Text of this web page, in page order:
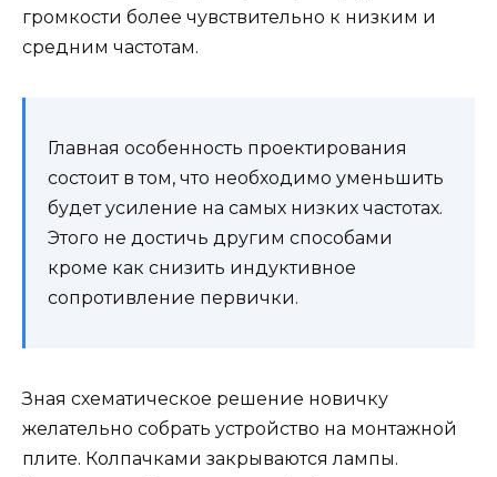
громкости более чувствительно к низким и
средним частотам.
Главная особенность проектирования
состоит в том, что необходимо уменьшить
будет усиление на самых низких частотах.
Этого не достичь другим способами
кроме как снизить индуктивное
сопротивление первички.
Зная схематическое решение новичку
желательно собрать устройство на монтажной
плите. Колпачками закрываются лампы.